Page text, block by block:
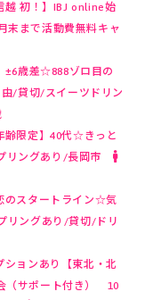
初！】IBJ online始
まで活動費無料キャ
歳差☆888ゾロ目の
/貸切/スイーツドリン
限定】40代☆きっと
リングあり/長岡市
スタートライン☆気
リングあり/貸切/ドリ
ョンあり【東北・北
（サポート付き） 10